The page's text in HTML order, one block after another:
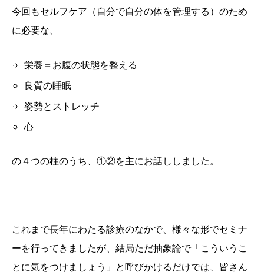
今回もセルフケア（自分で自分の体を管理する）のため
に必要な、
栄養＝お腹の状態を整える
良質の睡眠
姿勢とストレッチ
心
の４つの柱のうち、①②を主にお話ししました。
これまで長年にわたる診療のなかで、様々な形でセミナ
ーを行ってきましたが、結局ただ抽象論で「こういうこ
とに気をつけましょう」と呼びかけるだけでは、皆さん